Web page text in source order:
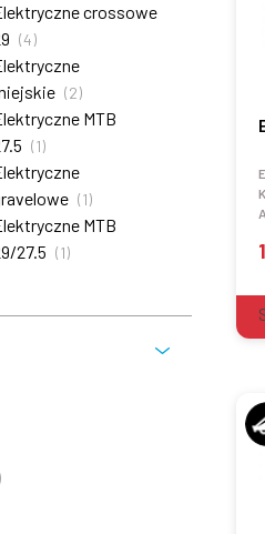
crossowe
(4)
(2)
MTB
(1)
(1)
MTB
27.5 (1)
)